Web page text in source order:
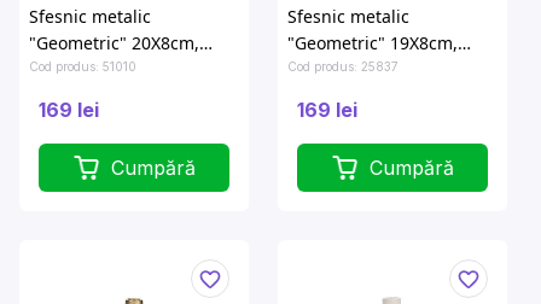
Sfesnic metalic
"Geometric" 20X8cm,
fildes
Cod produs: 51010
169 lei
Cumpără
Sfesnic metalic
"Geometric" 19X8cm,
negru
Cod produs: 25837
169 lei
Cumpără